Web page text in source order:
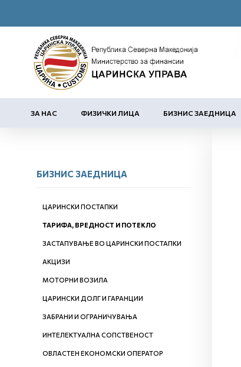
ЗА НАС ФИЗИЧКИ ЛИЦА БИЗНИС ЗАЕДНИЦА
БИЗНИС ЗАЕДНИЦА
ЦАРИНСКИ ПОСТАПКИ
ТАРИФА, ВРЕДНОСТ И ПОТЕКЛО
ЗАСТАПУВАЊЕ ВО ЦАРИНСКИ ПОСТАПКИ
АКЦИЗИ
МОТОРНИ ВОЗИЛА
ЦАРИНСКИ ДОЛГ И ГАРАНЦИИ
ЗАБРАНИ И ОГРАНИЧУВАЊА
ИНТЕЛЕКТУАЛНА СОПСТВЕНОСТ
ОВЛАСТЕН ЕКОНОМСКИ ОПЕРАТОР